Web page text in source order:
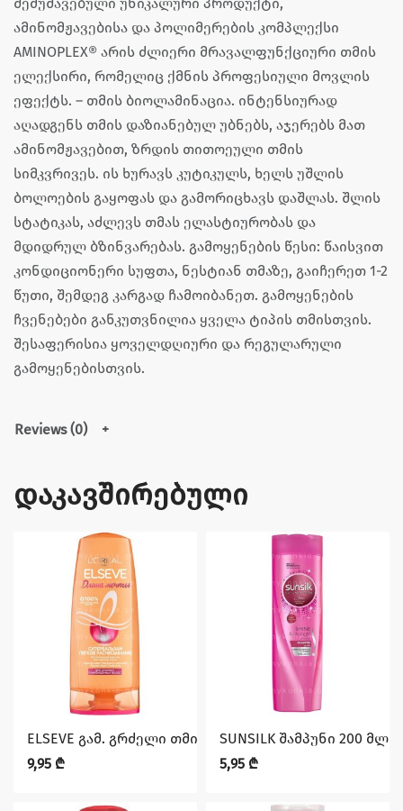
ამინომჟავებისა და პოლიმერების კომპლექსი
AMINOPLEX® არის ძლიერი მრავალფუნქციური თმის
ელექსირი, რომელიც ქმნის პროფესიული მოვლის
ეფექტს. – თმის ბიოლამინაცია. ინტენსიურად
აღადგენს თმის დაზიანებულ უბნებს, აჯერებს მათ
ამინომჟავებით, ზრდის თითოეული თმის
სიმკვრივეს. ის ხურავს კუტიკულს, ხელს უშლის
ბოლოების გაყოფას და გამორიცხავს დაშლას. შლის
სტატიკას, აძლევს თმას ელასტიურობას და
მდიდრულ ბზინვარებას. გამოყენების წესი: წაისვით
კონდიციონერი სუფთა, ნესტიან თმაზე, გაიჩერეთ 1-2
წუთი, შემდეგ კარგად ჩამოიბანეთ. გამოყენების
ჩვენებები განკუთვნილია ყველა ტიპის თმისთვის.
შესაფერისია ყოველდღიური და რეგულარული
გამოყენებისთვის.
Reviews (0)
დაკავშირებული
ELSEVE გამ. გრძელი თმის 200 მლ.
9,95 ₾
SUNSILK შამპუნი 200
5,95 ₾